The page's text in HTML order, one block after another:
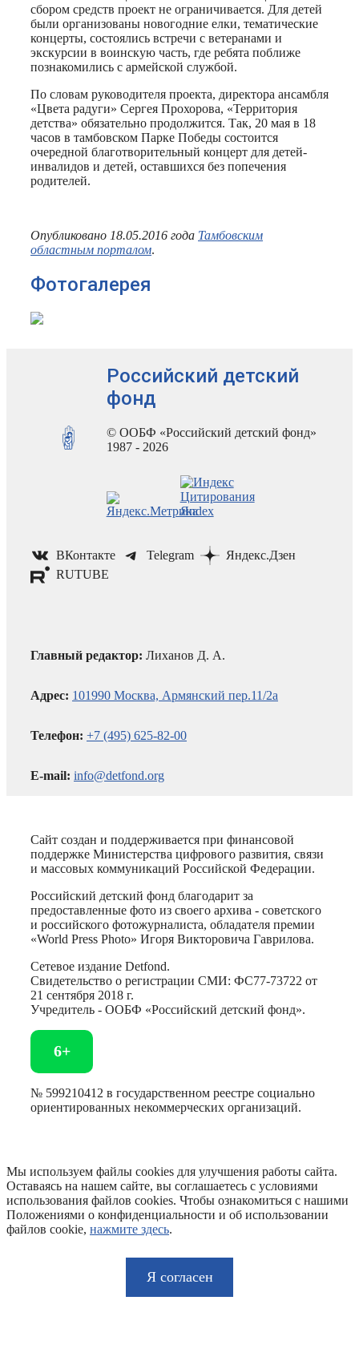
сбором средств проект не ограничивается. Для детей
были организованы новогодние елки, тематические
концерты, состоялись встречи с ветеранами и
экскурсии в воинскую часть, где ребята поближе
познакомились с армейской службой.
По словам руководителя проекта, директора ансамбля
«Цвета радуги» Сергея Прохорова, «Территория
детства» обязательно продолжится. Так, 20 мая в 18
часов в тамбовском Парке Победы состоится
очередной благотворительный концерт для детей-
инвалидов и детей, оставшихся без попечения
родителей.
Опубликовано 18.05.2016 года Тамбовским
областным порталом.
Фотогалерея
Российский детский
фонд
© ООБФ «Российский детский фонд»
1987 - 2026
ВКонтакте Telegram
Яндекс.Дзен
RUTUBE
Главный редактор: Лиханов Д. А.
Адрес: 101990 Москва, Армянский пер.11/2а
Телефон: +7 (495) 625-82-00
E-mail: info@detfond.org
Сайт создан и поддерживается при финансовой
поддержке Министерства цифрового развития, связи
и массовых коммуникаций Российской Федерации.
Российский детский фонд благодарит за
предоставленные фото из своего архива - советского
и российского фотожурналиста, обладателя премии
«World Press Photo» Игоря Викторовича Гаврилова.
Сетевое издание Detfond.
Свидетельство о регистрации СМИ: ФС77-73722 от
21 сентября 2018 г.
Учредитель - ООБФ «Российский детский фонд».
6+
№ 599210412 в государственном реестре социально
ориентированных некоммерческих организаций.
Мы используем файлы cookies для улучшения работы сайта.
Оставаясь на нашем сайте, вы соглашаетесь с условиями
использования файлов cookies. Чтобы ознакомиться с нашими
Положениями о конфиденциальности и об использовании
файлов cookie, нажмите здесь.
Я согласен